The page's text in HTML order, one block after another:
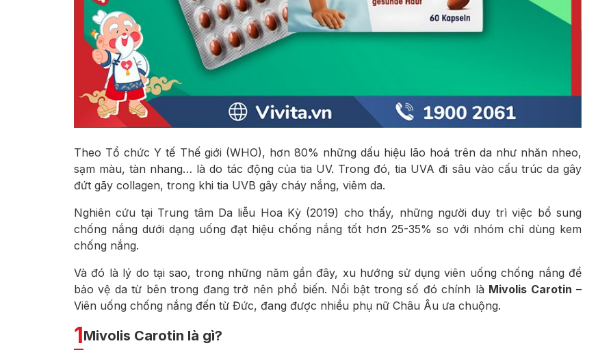
Theo Tổ chức Y tế Thế giới (WHO), hơn 80% những dấu hiệu lão hoá trên da như nhăn nheo,
sạm màu, tàn nhang… là do tác động của tia UV. Trong đó, tia UVA đi sâu vào cấu trúc da gây
đứt gãy collagen, trong khi tia UVB gây cháy nắng, viêm da.
Nghiên cứu tại Trung tâm Da liễu Hoa Kỳ (2019) cho thấy, những người duy trì việc bổ sung
chống nắng dưới dạng uống đạt hiệu chống nắng tốt hơn 25-35% so với nhóm chỉ dùng kem
chống nắng.
Và đó là lý do tại sao, trong những năm gần đây, xu hướng sử dụng viên uống chống nắng để
bảo vệ da từ bên trong đang trở nên phổ biến. Nổi bật trong số đó chính là Mivolis Carotin –
Viên uống chống nắng đến từ Đức, đang được nhiều phụ nữ Châu Âu ưa chuộng.
1Mivolis Carotin là gì?